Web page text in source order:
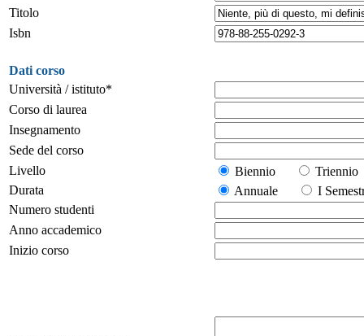
Titolo
Isbn
Dati corso
Università / istituto*
Corso di laurea
Insegnamento
Sede del corso
Livello
Biennio
Durata
Annuale
I
Numero studenti
Anno accademico
Inizio corso